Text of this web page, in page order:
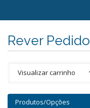
Rever Pedido
Produtos/Opções